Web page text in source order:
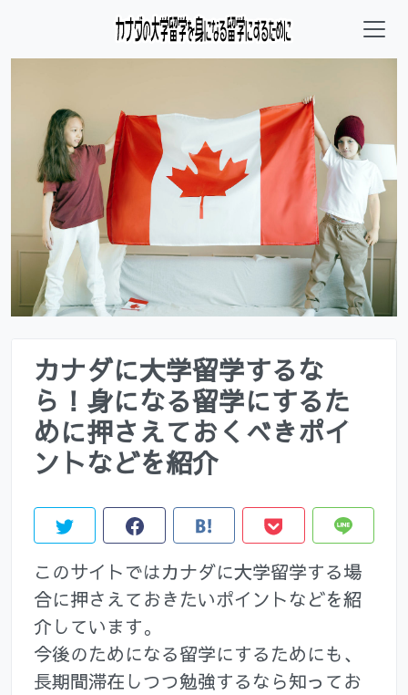
カナダに大学留学するな
ら！身になる留学にするた
めに押さえておくべきポイ
ントなどを紹介
このサイトではカナダに大学留学する場
合に押さえておきたいポイントなどを紹
介しています。
今後のためになる留学にするためにも、
長期間滞在しつつ勉強するなら知ってお